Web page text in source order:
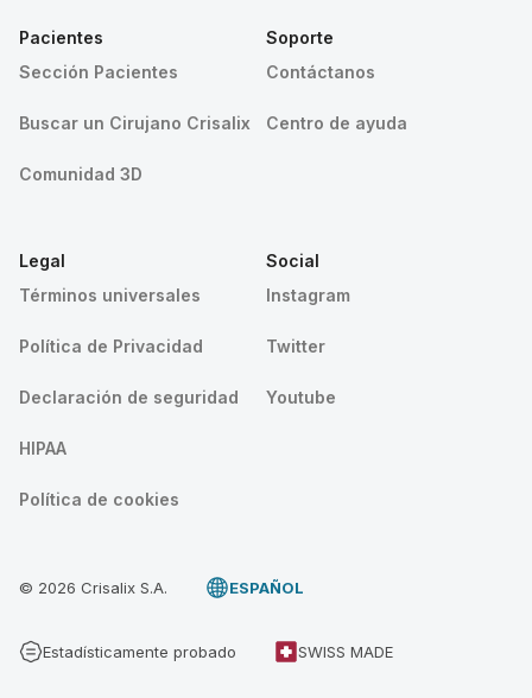
Pacientes
Sección Pacientes
Buscar un Cirujano Crisalix
Comunidad 3D
Soporte
Contáctanos
Centro de ayuda
Legal
Términos universales
Política de Privacidad
Declaración de seguridad
HIPAA
Política de cookies
Social
Instagram
Twitter
Youtube
© 2026 Crisalix S.A. ESPAÑOL
Estadísticamente probado SWISS MADE